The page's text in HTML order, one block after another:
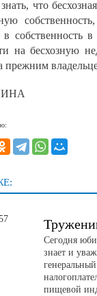
что
в собственность
на бесхозную
прежним
Сегодня
знает и
пищевой